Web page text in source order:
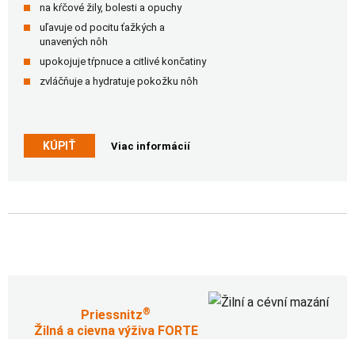
na kŕčové žily, bolesti a opuchy
uľavuje od pocitu ťažkých a
unavených nôh
upokojuje tŕpnuce a citlivé končatiny
zvláčňuje a hydratuje pokožku nôh
KÚPIŤ Viac informácií
Priessnitz®
Žilná a cievna výživa FORTE